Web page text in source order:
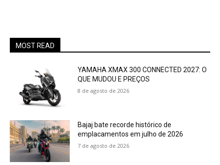
MOST READ
YAMAHA XMAX 300 CONNECTED 2027: O
QUE MUDOU E PREÇOS
8 de agosto de 2026
Bajaj bate recorde histórico de
emplacamentos em julho de 2026
7 de agosto de 2026